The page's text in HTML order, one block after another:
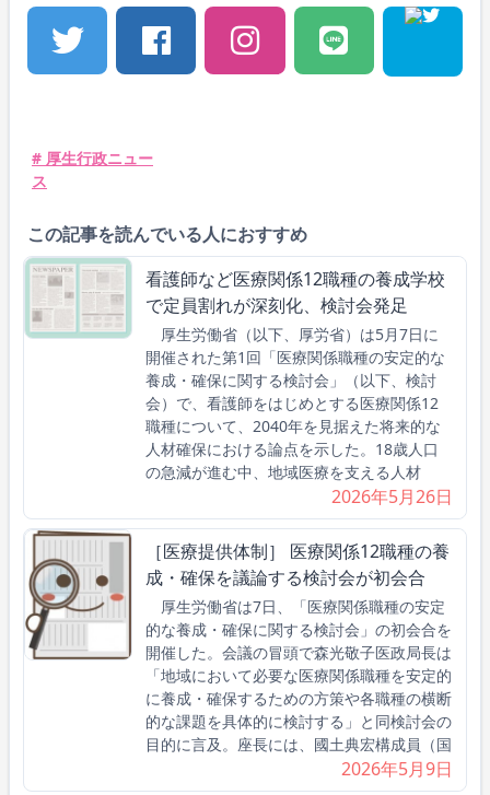
# 厚生行政ニュー
ス
この記事を読んでいる人におすすめ
看護師など医療関係12職種の養成学校
で定員割れが深刻化、検討会発足
厚生労働省（以下、厚労省）は5月7日に
開催された第1回「医療関係職種の安定的な
養成・確保に関する検討会」（以下、検討
会）で、看護師をはじめとする医療関係12
職種について、2040年を見据えた将来的な
人材確保における論点を示した。18歳人口
の急減が進む中、地域医療を支える人材
2026年5月26日
［医療提供体制］ 医療関係12職種の養
成・確保を議論する検討会が初会合
厚生労働省は7日、「医療関係職種の安定
的な養成・確保に関する検討会」の初会合を
開催した。会議の冒頭で森光敬子医政局長は
「地域において必要な医療関係職種を安定的
に養成・確保するための方策や各職種の横断
的な課題を具体的に検討する」と同検討会の
目的に言及。座長には、國土典宏構成員（国
2026年5月9日